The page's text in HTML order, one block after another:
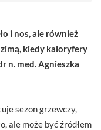
i nos, ale również
kiedy kaloryfery
n. med. Agnieszka
sezon grzewczy,
ale może być źródłem